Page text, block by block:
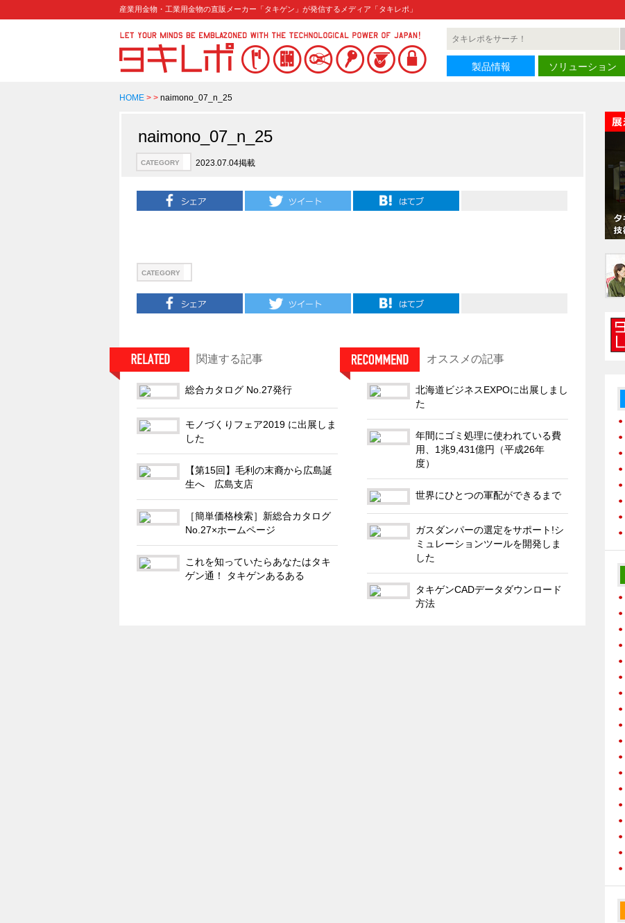
産業用金物・工業用金物の直販メーカー「タキゲン」が発信するメディア「タキレポ」
製品情報 ソリューション
HOME > > naimono_07_n_25
naimono_07_n_25
CATEGORY 2023.07.04掲載
CATEGORY
関連する記事
総合カタログ No.27発行
モノづくりフェア2019 に出展しま
した
【第15回】毛利の末裔から広島誕
生へ 広島支店
［簡単価格検索］新総合カタログ
No.27×ホームページ
これを知っていたらあなたはタキ
ゲン通！ タキゲンあるある
オススメの記事
北海道ビジネスEXPOに出展しまし
た
年間にゴミ処理に使われている費
用、1兆9,431億円（平成26年
度）
世界にひとつの軍配ができるまで
ガスダンパーの選定をサポート!シ
ミュレーションツールを開発しま
した
タキゲンCADデータダウンロード
方法